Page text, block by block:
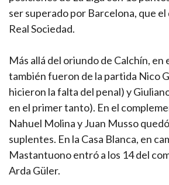
ser superado por Barcelona, que
Real Sociedad.
Más allá del oriundo de Calchín, en
también fueron de la partida Nico
hicieron la falta del penal) y
en el primer tanto). En el
Nahuel Molina y Juan Musso
suplentes. En la Casa Blanca, en
Mastantuono entró a los 14 del
Arda Güler.